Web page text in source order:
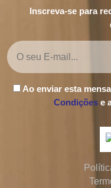
Inscreva-se para
Ao enviar esta
Condições e